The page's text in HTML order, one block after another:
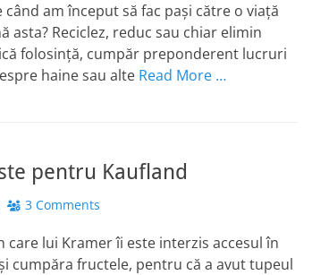
am început să fac pași către o viață
asta? Reciclez, reduc sau chiar elimin
folosință, cumpăr preponderent lucruri
haine sau alte Read More …
pentru Kaufland
3 Comments
care lui Kramer îi este interzis accesul în
cumpăra fructele, pentru că a avut tupeul